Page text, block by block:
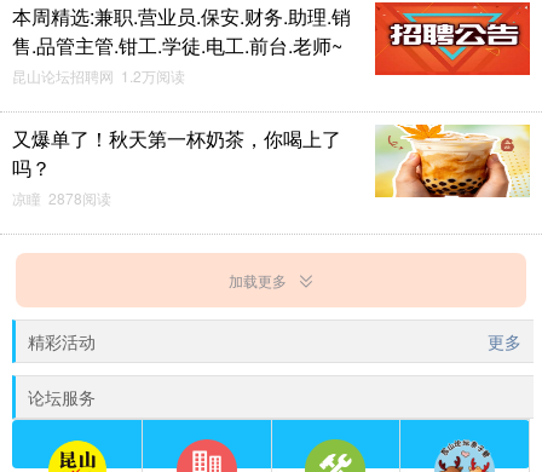
本周精选:兼职.营业员.保安.财务.助理.销
售.品管主管.钳工.学徒.电工.前台.老师~
昆山论坛招聘网 1.2万阅读
又爆单了！秋天第一杯奶茶，你喝上了
吗？
凉瞳 2878阅读
加载更多
精彩活动 更多
论坛服务